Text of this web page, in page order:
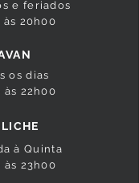
e feriados
às 20h00
os dias
às 22h00
à Quinta
às 23h00